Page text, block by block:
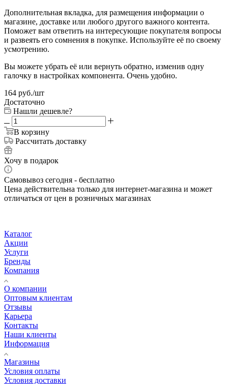
Дополнительная вкладка, для размещения информации о
магазине, доставке или любого другого важного контента.
Поможет вам ответить на интересующие покупателя вопросы
и развеять его сомнения в покупке. Используйте её по своему
усмотрению.
Вы можете убрать её или вернуть обратно, изменив одну
галочку в настройках компонента. Очень удобно.
164 руб./шт
Достаточно
Нашли дешевле?
В корзину
Рассчитать доставку
Хочу в подарок
Самовывоз сегодня - бесплатно
Цена действительна только для интернет-магазина и может
отличаться от цен в розничных магазинах
Каталог
Акции
Услуги
Бренды
Компания
О компании
Оптовым клиентам
Отзывы
Карьера
Контакты
Наши клиенты
Информация
Магазины
Условия оплаты
Условия доставки